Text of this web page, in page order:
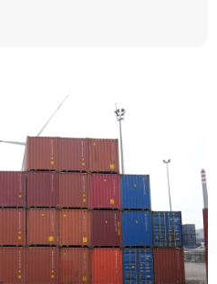
del cliente con la nostra